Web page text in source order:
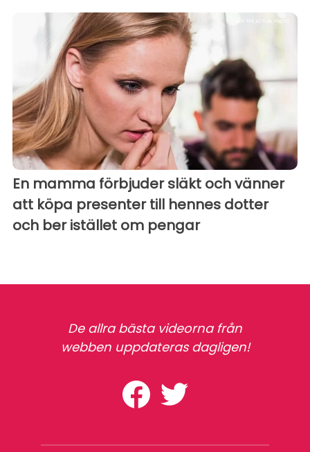
En mamma förbjuder släkt och vänner
att köpa presenter till hennes dotter
och ber istället om pengar
De allra bästa videorna från
webben uppdateras dagligen!